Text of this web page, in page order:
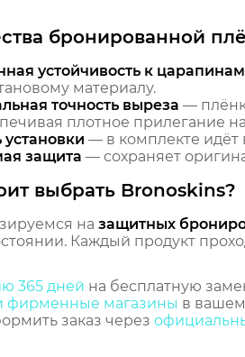
бронированной
устойчивость к
материалу.
точность выреза —
плотное прилегание
установки — в комплекте идёт
защита — сохраняет
выбрать Bronoskins?
на защитных
Каждый продукт
365 дней на бесплатную
фирменные магазины в
заказ через